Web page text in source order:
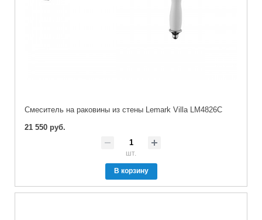
Cмеситель на раковины из стены Lemark Villa LM4826C
21 550 руб.
шт.
В корзину